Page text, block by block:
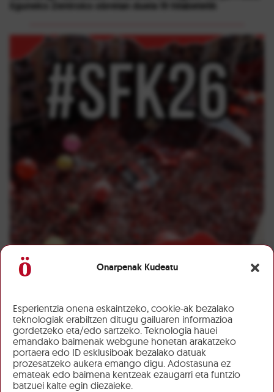
Onarpenak Kudeatu
Esperientzia onena eskaintzeko, cookie-ak bezalako
teknologiak erabiltzen ditugu gailuaren informazioa
gordetzeko eta/edo sartzeko. Teknologia hauei
emandako baimenak webgune honetan arakatzeko
portaera edo ID esklusiboak bezalako datuak
prozesatzeko aukera emango digu. Adostasuna ez
emateak edo baimena kentzeak ezaugarri eta funtzio
batzuei kalte egin diezaieke.
Eguneko Zentroko obretan duela 19 hilabetetik